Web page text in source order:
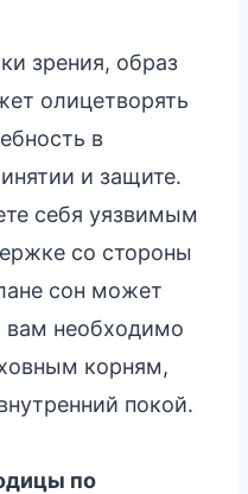
зрения, образ
олицетворять
в
и защите.
себя уязвимым
со стороны
сон может
вам необходимо
корням,
покой.
по